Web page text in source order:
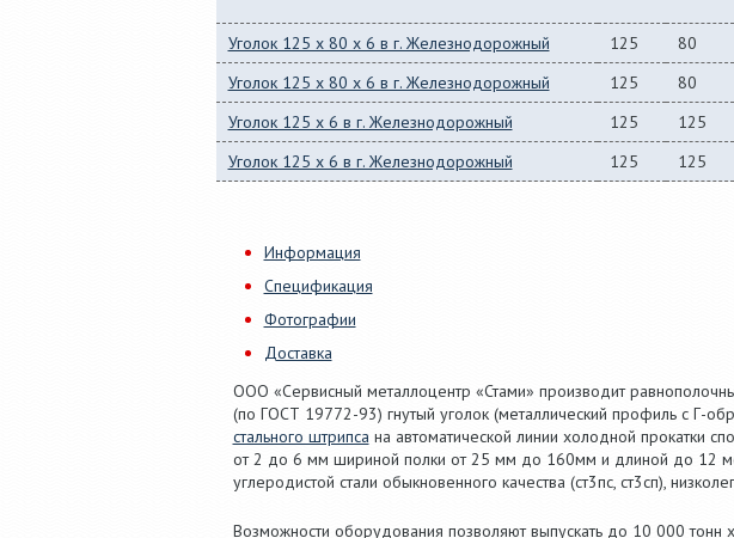
Уголок 125 x 80 x 6 в г. Железнодорожный
125 80
Уголок 125 x 80 x 6 в г. Железнодорожный
125 80
Уголок 125 x 6 в г. Железнодорожный
125 125
Уголок 125 x 6 в г. Железнодорожный
125 125
Информация
Спецификация
Фотографии
Доставка
ООО «Сервисный металлоцентр «Стами» производит
(по ГОСТ 19772-93) гнутый уголок (металлический профиль с Г-
стального штрипса на автоматической линии холодной прокатки
от 2 до 6 мм шириной полки от 25 мм до 160мм и длиной до 12
углеродистой стали обыкновенного качества (ст3пс, ст3сп),
Возможности оборудования позволяют выпускать до 10 000 тонн